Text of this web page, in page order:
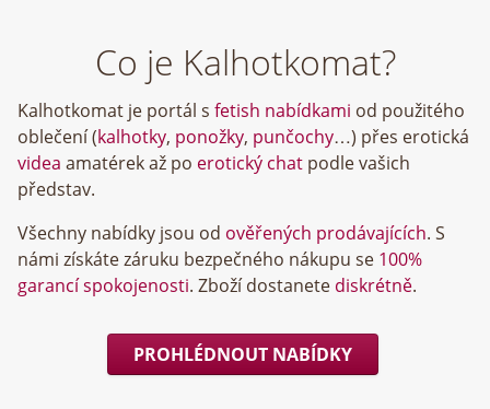
Co je Kalhotkomat?
Kalhotkomat je portál s fetish nabídkami od použitého
oblečení (kalhotky, ponožky, punčochy…) přes erotická
videa amatérek až po erotický chat podle vašich
představ.
Všechny nabídky jsou od ověřených prodávajících. S
námi získáte záruku bezpečného nákupu se 100%
garancí spokojenosti. Zboží dostanete diskrétně.
PROHLÉDNOUT NABÍDKY